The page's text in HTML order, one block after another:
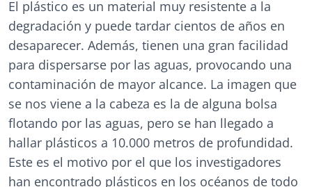
El plástico es un material muy resistente a la
degradación y puede tardar cientos de años en
desaparecer. Además, tienen una gran facilidad
para dispersarse por las aguas, provocando una
contaminación de mayor alcance. La imagen que
se nos viene a la cabeza es la de alguna bolsa
flotando por las aguas, pero se han llegado a
hallar plásticos a 10.000 metros de profundidad.
Este es el motivo por el que los investigadores
han encontrado plásticos en los océanos de todo